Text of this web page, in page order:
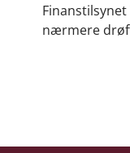
nærmere